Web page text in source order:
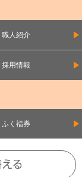
職人紹介
採用情報
ふく福券